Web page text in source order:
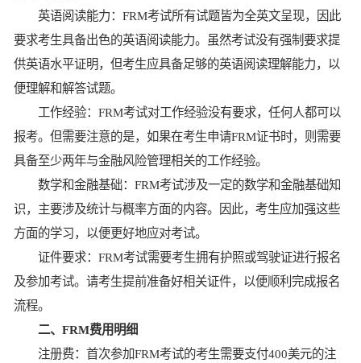
英语阅读能力：FRM考试所有试题皆为全英文呈现，因此
要求考生具备出色的英语阅读能力。虽然考试没有强制要求提
供英语水平证明，但考生应具备足够的英语阅读理解能力，以
便理解和解答试题。
工作经验：FRM考试对工作经验没有要求，任何人都可以
报考。但需要注意的是，如果在考生申请FRM证书时，则需要
具备至少两年与金融风险管理相关的工作经验。
数学和金融基础：FRM考试涉及一定的数学和金融基础知
识，主要涉及统计与概率方面的内容。因此，考生应加强这些
方面的学习，以便更好地应对考试。
证件要求：FRM考试需要考生拥有护照或驾驶证进行报名
及参加考试。请考生提前准备好相关证件，以便顺利完成报名
流程。
二、FRM费用明细
注册费：首次参加FRM考试的考生需要支付400美元的注